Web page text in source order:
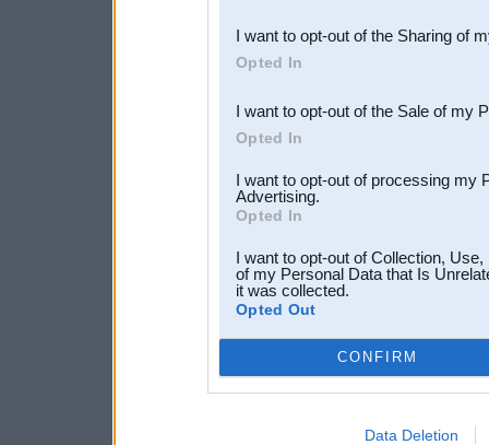
Downstream Participants
third parties.
I want to opt-out of the Sharing of
Opted In
I want to opt-out of the Sale of my
Opted In
I want to opt-out of processing my
Advertising.
Opted In
I want to opt-out of Collection,
of my Personal Data that Is
it was collected.
Opted Out
CONFIRM
Data Deletion